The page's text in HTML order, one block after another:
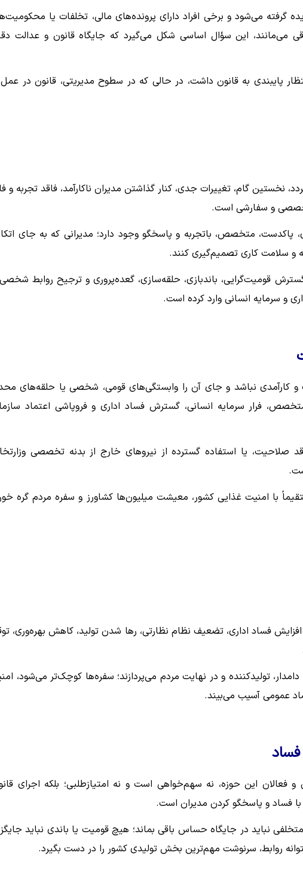
گرفته می‌شود و برخی افراد دارای پرونده‌های مالی، تخلفات یا
این سؤال اساسی شکل می‌گیرد که جایگاه قانون و عدالت
پایبندی به قانون داشت، در حالی که در سطوح مدیریتی، قانون در
نخستین گام، تغییرات جدی، کنار گذاشتن مدیران ناکارآمد، فاقد تجربه و
و سفارشی است.
پاکدست، متخصص، باتجربه و پاسخگو وجود دارد؛ مدیرانی که به جای
و سلامت کاری تصمیم‌گیری کنند.
قومیت‌گرایی، باندبازی، حلقه‌سازی، گعده‌پروری و ترجیح روابط شخصی
و سرمایه انسانی وارد کرده است.
کارآمدی نباشد و جای آن را وابستگی‌های قومی، شخصی یا حلقه‌های
فرار سرمایه انسانی، گسترش فساد اداری و فروپاشی اعتماد
صلاحیت، یا استفاده گسترده از نیروهای خارج از بدنه تخصصی
با امنیت غذایی کشور، معیشت میلیون‌ها کشاورز و سفره مردم گره
فساد اداری، تضعیف نظام نظارتی، رها شدن تولید، کاهش بهره‌وری،
تولیدکننده و در نهایت مردم می‌پردازند؛ سفره‌ها کوچک‌تر می‌شود،
عمومی آسیب می‌بیند.
فساد
فعالان این حوزه، نه سهم‌خواهی است و نه امتیازطلبی؛ بلکه اجرای
با فساد و پاسخگو کردن مدیران است.
نباید در جایگاه حساس باقی بماند؛ هیچ قومیت یا باندی نباید
روابط، سرنوشت مهم‌ترین بخش تولیدی کشور را در دست بگیرد.